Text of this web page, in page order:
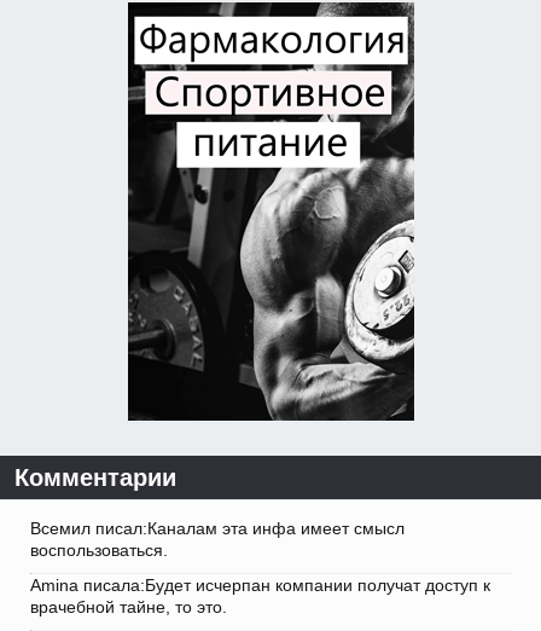
Комментарии
Всемил писал:Каналам эта инфа имеет смысл
воспользоваться.
Amina писала:Будет исчерпан компании получат доступ к
врачебной тайне, то это.